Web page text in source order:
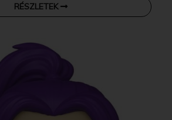
RÉSZLETEK